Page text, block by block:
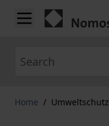
Skip to Content
Home / Umweltschutz